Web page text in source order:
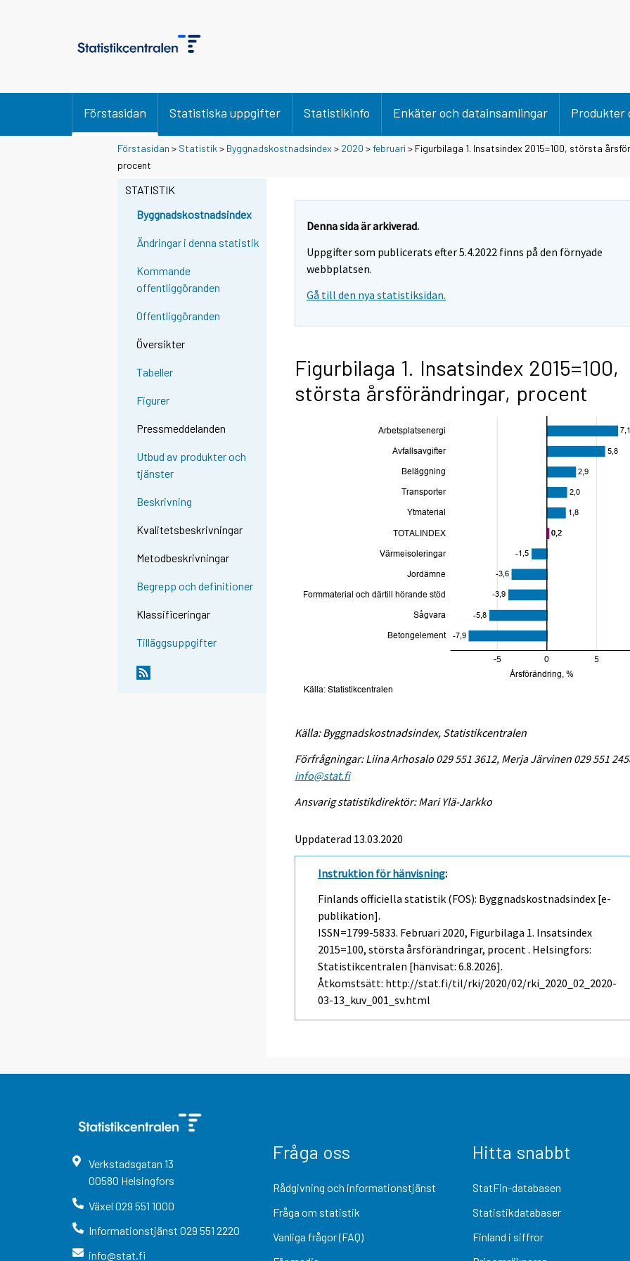
Förstasidan Statistiska uppgifter Statistikinfo Enkäter och datainsamlingar Produkter
Förstasidan > Statistik > Byggnadskostnadsindex > 2020 >februari > Figurbilaga 1. Insatsindex 2015=100, största
procent
STATISTIK
Byggnadskostnadsindex
Ändringar i denna statistik
Kommande
offentliggöranden
Offentliggöranden
Översikter
Tabeller
Figurer
Pressmeddelanden
Utbud av produkter och
tjänster
Beskrivning
Kvalitetsbeskrivningar
Metodbeskrivningar
Begrepp och definitioner
Klassificeringar
Tilläggsuppgifter
Denna sida är arkiverad.
Uppgifter som publicerats efter 5.4.2022 finns på den förnyade
webbplatsen.
Gå till den nya statistiksidan.
Figurbilaga 1. Insatsindex 2015=100,
största årsförändringar, procent
Källa: Byggnadskostnadsindex, Statistikcentralen
Förfrågningar: Liina Arhosalo 029 551 3612, Merja Järvinen 029 551
info@stat.fi
Ansvarig statistikdirektör: Mari Ylä-Jarkko
Uppdaterad 13.03.2020
Instruktion för hänvisning:
Finlands officiella statistik (FOS): Byggnadskostnadsindex [e-
publikation].
ISSN=1799-5833. Februari 2020, Figurbilaga 1. Insatsindex
2015=100, största årsförändringar, procent . Helsingfors:
Statistikcentralen [hänvisat: 6.8.2026].
Åtkomstsätt: http://stat.fi/til/rki/2020/02/rki_2020_02_2020-
03-13_kuv_001_sv.html
Verkstadsgatan 13
00580 Helsingfors
Växel 029 551 1000
Informationstjänst 029 551 2220
info@stat.fi
Fråga oss
Rådgivning och informationstjänst
Fråga om statistik
Vanliga frågor (FAQ)
Hitta snabbt
StatFin-databasen
Statistikdatabaser
Finland i siffror